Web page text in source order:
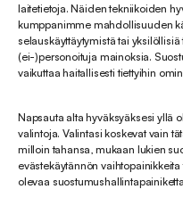
laitetietoja. Näiden tekniikoiden
kumppanimme mahdollisuuden
selauskäyttäytymistä tai
(ei-)personoituja mainoksia.
vaikuttaa haitallisesti tiettyihin
Napsauta alta hyväksyäksesi yllä
valintoja. Valintasi koskevat vain
milloin tahansa, mukaan lukien
evästekäytännön
olevaa